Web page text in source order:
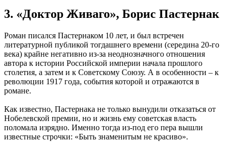
3. «Доктор Живаго», Борис Пастернак
Роман писался Пастернаком 10 лет, и был встречен
литературной публикой тогдашнего времени (середина 20-го
века) крайне негативно из-за неоднозначного отношения
автора к истории Российской империи начала прошлого
столетия, а затем и к Советскому Союзу. А в особенности – к
революции 1917 года, события которой и отражаются в
романе.
Как известно, Пастернака не только вынудили отказаться от
Нобелевской премии, но и жизнь ему советская власть
поломала изрядно. Именно тогда из-под его пера вышли
известные строчки: «Быть знаменитым не красиво».